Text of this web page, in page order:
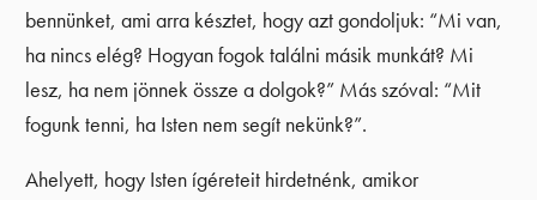
bennünket, ami arra késztet, hogy azt gondoljuk: “Mi van,
ha nincs elég? Hogyan fogok találni másik munkát? Mi
lesz, ha nem jönnek össze a dolgok?” Más szóval: “Mit
fogunk tenni, ha Isten nem segít nekünk?”.
Ahelyett, hogy Isten ígéreteit hirdetnénk, amikor